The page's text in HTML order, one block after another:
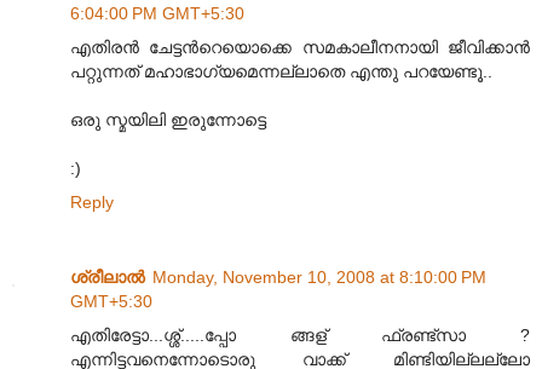
6:04:00 PM GMT+5:30
എതിരന്‍ ചേട്ടന്‍റെയൊക്കെ സമകാലീനനായി ജീവിക്കാന്‍
പറ്റുന്നത് മഹാഭാഗ്യമെന്നല്ലാതെ എന്തു പറയേണ്ടൂ..
ഒരു സ്മയിലി ഇരുന്നോട്ടെ
:)
Reply
ശ്രീലാല്‍ Monday, November 10, 2008 at 8:10:00 PM
GMT+5:30
എതിരേട്ടാ...ശ്ശ്.....പ്പോ ങ്ങള് ഫ്രണ്ട്സാ ?
എന്നിട്ടവനെന്നോടൊരു വാക്ക് മിണ്ടിയില്ലല്ലോ